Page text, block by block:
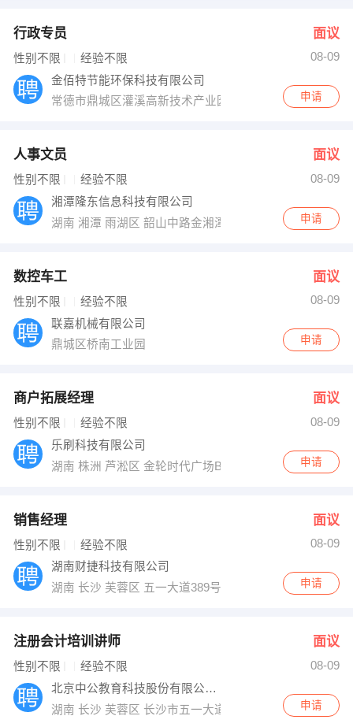
行政专员 面议
性别不限 经验不限
08-09
金佰特节能环保科技有限公司
常德市鼎城区灌溪高新技术产业园区14栋厂房
申请
人事文员 面议
性别不限 经验不限
08-09
湘潭隆东信息科技有限公司
湖南 湘潭 雨湖区 韶山中路金湘潭A座912室
申请
数控车工 面议
性别不限 经验不限
08-09
联嘉机械有限公司
鼎城区桥南工业园
申请
商户拓展经理 面议
性别不限 经验不限
08-09
乐刷科技有限公司
湖南 株洲 芦淞区 金轮时代广场B座2308室
申请
销售经理 面议
性别不限 经验不限
08-09
湖南财捷科技有限公司
湖南 长沙 芙蓉区 五一大道389号华美欧大厦1013室
申请
注册会计培训讲师 面议
性别不限 经验不限
08-09
北京中公教育科技股份有限公司长沙分公司
湖南 长沙 芙蓉区 长沙市五一大道800号中隆国际大厦4-5
申请